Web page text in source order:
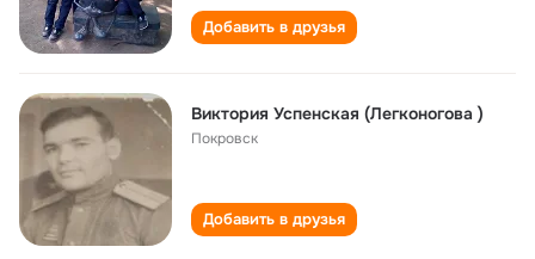
Добавить в друзья
Виктория Успенская (Легконогова )
Покровск
Добавить в друзья